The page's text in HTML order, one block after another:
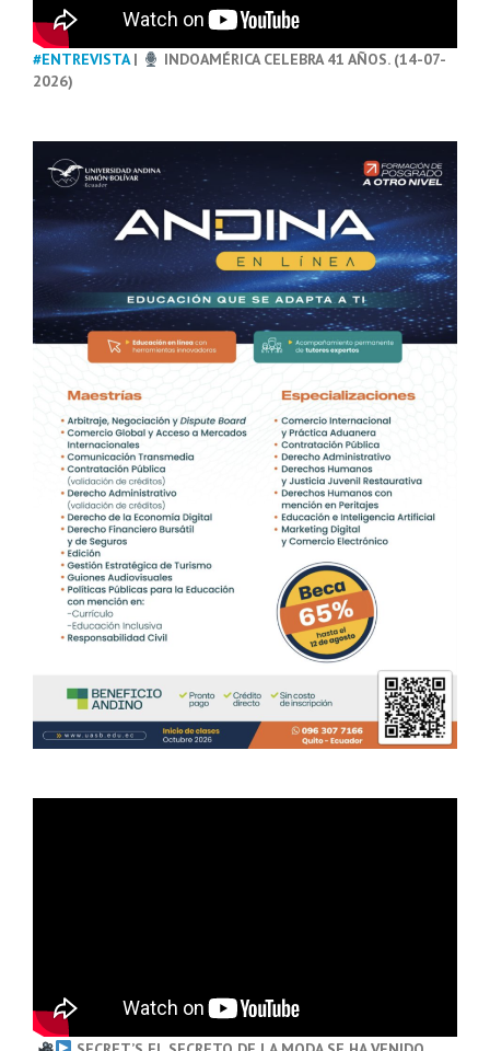
#ENTREVISTA|
INDOAMÉRICA CELEBRA 41 AÑOS. (14-07-
2026)